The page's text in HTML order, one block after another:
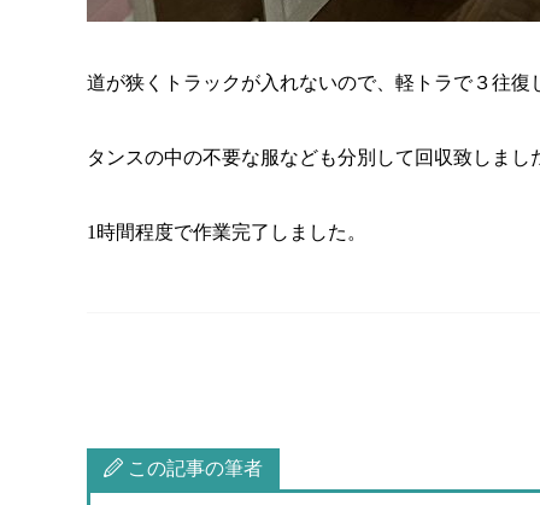
道が狭くトラックが入れないので、軽トラで３往
タンスの中の不要な服なども分別して回収致しまし
1 時間程度で作業完了しました。
この記事の筆者